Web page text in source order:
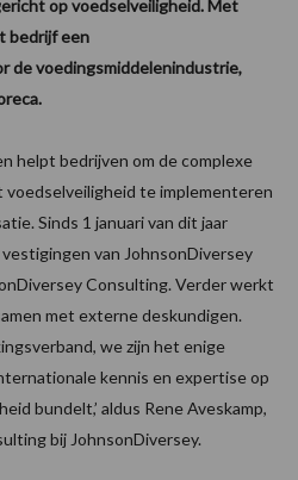
op voedselveiligheid. Met
bedrijf een
de voedingsmiddelenindustrie,
helpt bedrijven om de complexe
te implementeren
Sinds 1 januari van dit jaar
van JohnsonDiversey
Consulting. Verder werkt
met externe deskundigen.
we zijn het enige
kennis en expertise op
bundelt,’ aldus Rene Aveskamp,
bij JohnsonDiversey.